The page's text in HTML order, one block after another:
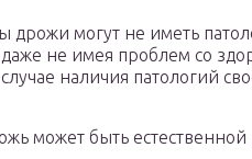
дрожи могут не иметь
не имея проблем со
наличия патологий
может быть